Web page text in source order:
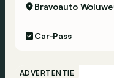
Bravoauto Woluwe
Car-Pass
ADVERTENTIE